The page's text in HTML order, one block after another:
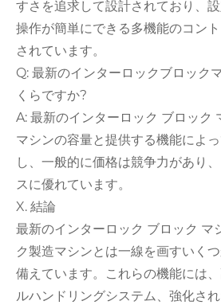
すさを追求して設計されており、
操作が簡単にできる多機能のコン
されています。
Q: 最新のインターロックブロック
くらですか?
A: 最新のインターロック ブロック
マシンの容量と提供する機能によ
し、一般的に価格は競争力があり
スに優れています。
X. 結論
最新のインターロック ブロック マ
ク製造マシンとは一線を画すいく
備えています。これらの機能には
ルハンドリングシステム、強化さ